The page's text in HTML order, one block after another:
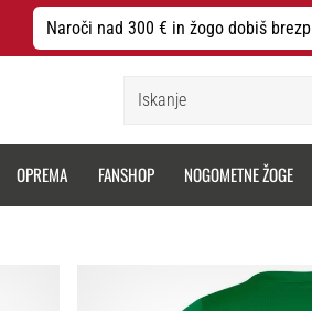
Naroči nad 300 € in žogo dobiš
OPREMA FANSHOP NOGOMETNE ŽOGE